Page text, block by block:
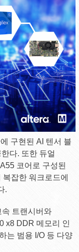
구현된 AI 텐서 블
다. 또한 듀얼
코어로 구성된
잡한 워크로드에
.
트랜시버와
x8 DDR 메모리 인
는 범용 I/O 등 다양